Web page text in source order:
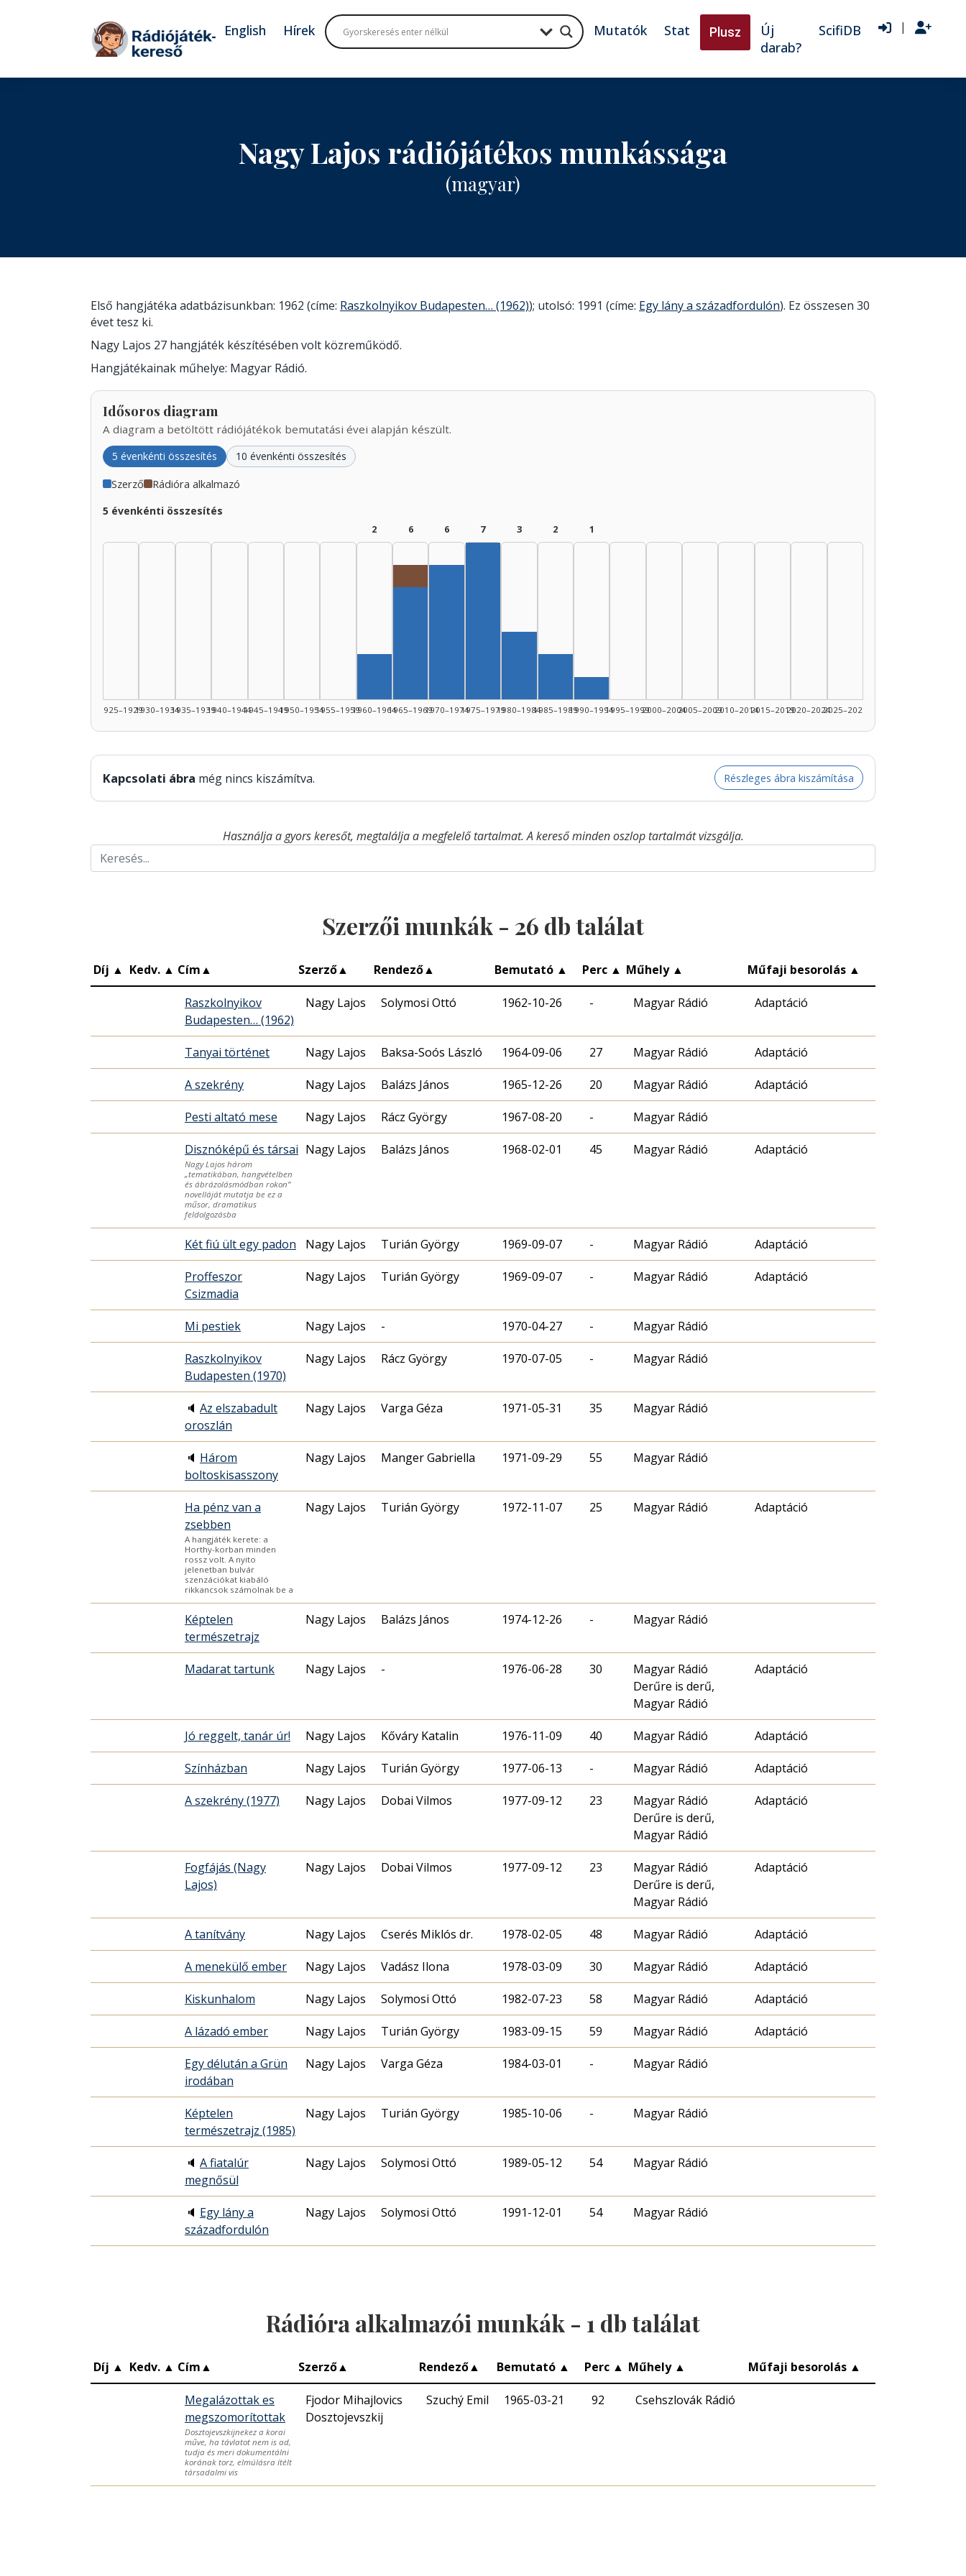
Tovább a tartalomhoz
English Hírek Mutatók Stat Plusz
Új
darab?
ScifiDB |
Nagy Lajos rádiójátékos munkássága
(magyar)
Első hangjátéka adatbázisunkban: 1962 (címe: Raszkolnyikov Budapesten… (1962)); utolsó: 1991 (címe: Egy lány a századfordulón). Ez összesen 30
évet tesz ki.
Nagy Lajos 27 hangjáték készítésében volt közreműködő.
Hangjátékainak műhelye: Magyar Rádió.
Idősoros diagram
A diagram a betöltött rádiójátékok bemutatási évei alapján készült.
5 évenkénti összesítés 10 évenkénti összesítés
Szerző Rádióra alkalmazó
5 évenkénti összesítés
1925–19291930–19341935–19391940–19441945–19491950–19541955–1959
2
1960–1964
6
Rádióra alkalmazó, 1965–1969: 1
1965–1969
6
1970–1974
7
Szerző, 1975–1979: 7
1975–1979
3
Szerző, 1980–1984: 3
1980–1984
2
1985–1989
1
Szerző, 1990–1994: 1
1990–19941995–19992000–20042005–20092010–20142015–20192020–20242025–2026
Kapcsolati ábra még nincs kiszámítva. Részleges ábra kiszámítása
Használja a gyors keresőt, megtalálja a megfelelő tartalmat. A kereső minden oszlop tartalmát vizsgálja.
Szerzői munkák - 26 db találat
Díj ▲ Kedv. ▲ Cím▲ Szerző▲ Rendező▲ Bemutató ▲ Perc ▲ Műhely ▲ Műfaji besorolás ▲
Raszkolnyikov
Budapesten… (1962)
Nagy Lajos Solymosi Ottó 1962-10-26 - Magyar Rádió Adaptáció
Tanyai történet Nagy Lajos Baksa-Soós László 1964-09-06 27 Magyar Rádió Adaptáció
A szekrény Nagy Lajos Balázs János 1965-12-26 20 Magyar Rádió Adaptáció
Pesti altató mese Nagy Lajos Rácz György 1967-08-20 - Magyar Rádió
Disznóképű és társai
Nagy Lajos három
„tematikában, hangvételben
és ábrázolásmódban rokon”
novelláját mutatja be ez a
műsor, dramatikus
feldolgozásba
Nagy Lajos Balázs János 1968-02-01 45 Magyar Rádió Adaptáció
Két fiú ült egy padon Nagy Lajos Turián György 1969-09-07 - Magyar Rádió Adaptáció
Proffeszor
Csizmadia
Nagy Lajos Turián György 1969-09-07 - Magyar Rádió Adaptáció
Mi pestiek Nagy Lajos - 1970-04-27 - Magyar Rádió
Raszkolnyikov
Budapesten (1970)
Nagy Lajos Rácz György 1970-07-05 - Magyar Rádió
🔈 Az elszabadult
oroszlán
Nagy Lajos Varga Géza 1971-05-31 35 Magyar Rádió
🔈 Három
boltoskisasszony
Nagy Lajos Manger Gabriella 1971-09-29 55 Magyar Rádió
Ha pénz van a
zsebben
A hangjáték kerete: a
Horthy-korban minden
rossz volt. A nyito
jelenetban bulvár
szenzációkat kiabáló
rikkancsok számolnak be a
Nagy Lajos Turián György 1972-11-07 25 Magyar Rádió Adaptáció
Képtelen
természetrajz
Nagy Lajos Balázs János 1974-12-26 - Magyar Rádió
Madarat tartunk Nagy Lajos - 1976-06-28 30
Magyar Rádió
Derűre is derű,
Magyar Rádió
Adaptáció
Jó reggelt, tanár úr! Nagy Lajos Kőváry Katalin 1976-11-09 40 Magyar Rádió Adaptáció
Színházban Nagy Lajos Turián György 1977-06-13 - Magyar Rádió Adaptáció
A szekrény (1977) Nagy Lajos Dobai Vilmos 1977-09-12 23
Magyar Rádió
Derűre is derű,
Magyar Rádió
Adaptáció
Fogfájás (Nagy
Lajos)
Nagy Lajos Dobai Vilmos 1977-09-12 23
Magyar Rádió
Derűre is derű,
Magyar Rádió
Adaptáció
A tanítvány Nagy Lajos Cserés Miklós dr. 1978-02-05 48 Magyar Rádió Adaptáció
A menekülő ember Nagy Lajos Vadász Ilona 1978-03-09 30 Magyar Rádió Adaptáció
Kiskunhalom Nagy Lajos Solymosi Ottó 1982-07-23 58 Magyar Rádió Adaptáció
A lázadó ember Nagy Lajos Turián György 1983-09-15 59 Magyar Rádió Adaptáció
Egy délután a Grün
irodában
Nagy Lajos Varga Géza 1984-03-01 - Magyar Rádió
Képtelen
természetrajz (1985)
Nagy Lajos Turián György 1985-10-06 - Magyar Rádió
🔈 A fiatalúr
megnősül
Nagy Lajos Solymosi Ottó 1989-05-12 54 Magyar Rádió
🔈 Egy lány a
századfordulón
Nagy Lajos Solymosi Ottó 1991-12-01 54 Magyar Rádió
Rádióra alkalmazói munkák - 1 db találat
Díj ▲ Kedv. ▲ Cím▲ Szerző▲ Rendező▲ Bemutató ▲ Perc ▲ Műhely ▲ Műfaji besorolás ▲
Megalázottak es
megszomorítottak
Dosztojevszkijnekez a korai
műve, ha távlatot nem is ad,
tudja és meri dokumentálni
korának torz, elmúlásra ítélt
társadalmi vis
Fjodor Mihajlovics
Dosztojevszkij
Szuchý Emil 1965-03-21 92 Csehszlovák Rádió